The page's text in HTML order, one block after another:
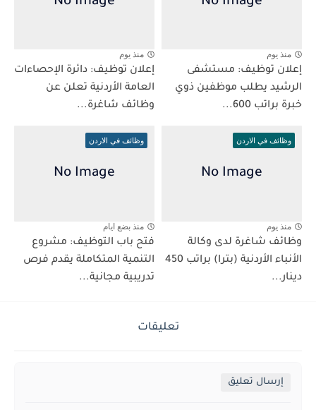
منذ يوم
إعلان توظيف: مستشفى
الرشيد يطلب موظفين ذوي
خبرة براتب 600...
منذ يوم
إعلان توظيف: دائرة الإحصاءات
العامة الأردنية تعلن عن
وظائف شاغرة...
وظائف في الاردن
منذ يوم
وظائف شاغرة لدى وكالة
الأنباء الأردنية (بترا) براتب 450
دينار...
وظائف في الاردن
منذ بضع ايام
فتح باب التوظيف: مشروع
التنمية المتكاملة يقدم فرص
تدريبية مجانية...
تعليقات
إرسال تعليق